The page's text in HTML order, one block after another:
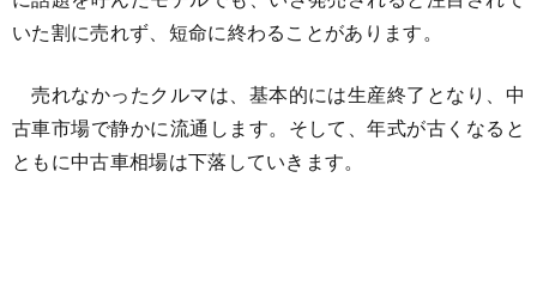
いた割に売れず、短命に終わることがあります。
売れなかったクルマは、基本的には生産終了となり、中
古車市場で静かに流通します。そして、年式が古くなると
ともに中古車相場は下落していきます。